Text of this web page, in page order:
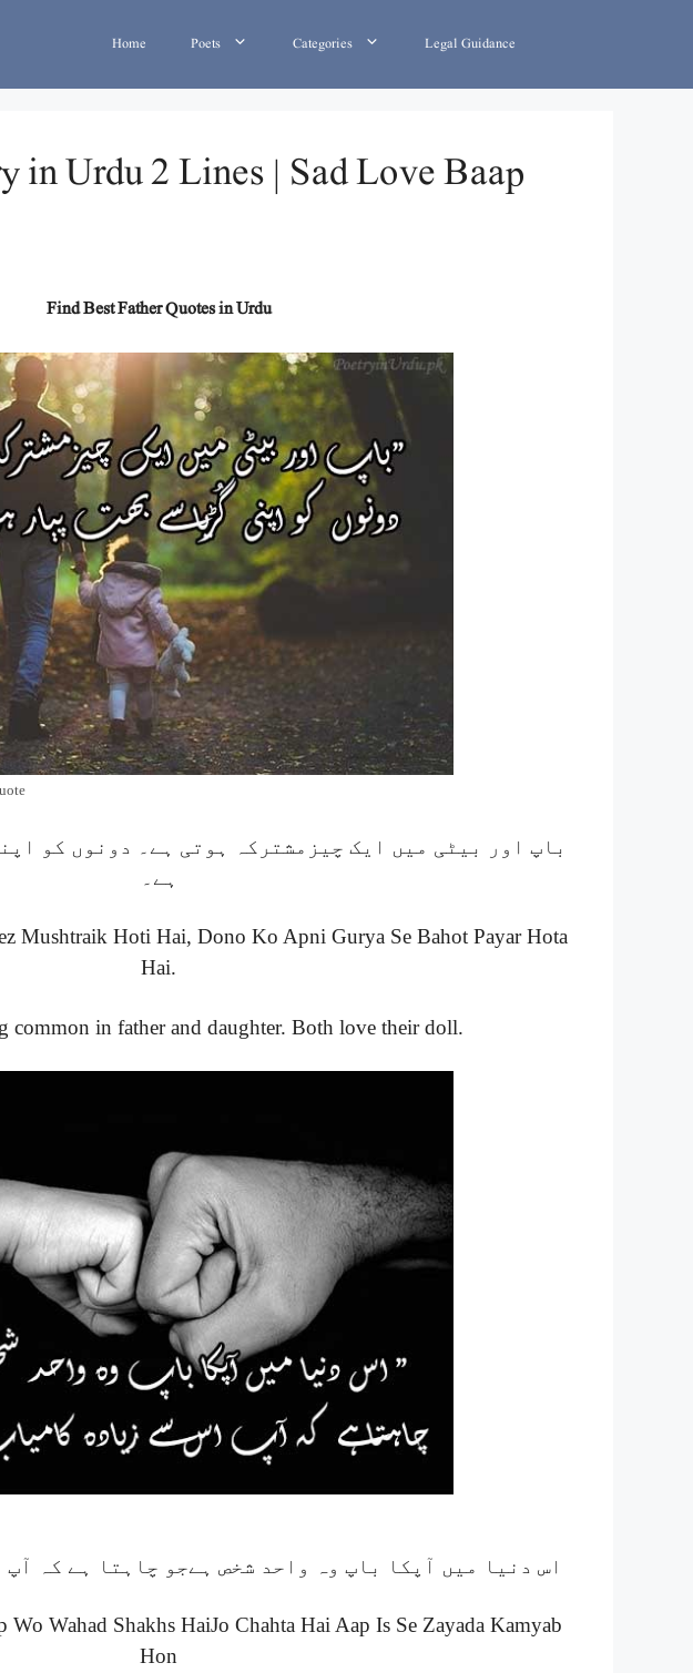
Home Poets Categories Legal Guidance
in Urdu 2 Lines | Sad Love Baap
Find Best Father Quotes in Urdu
باپ اور بیٹی میں ایک چیزمشترکہ ہوتی ہے۔ دونوں کو
ہے۔
Mushtraik Hoti Hai, Dono Ko Apni Gurya Se Bahot Payar Hota
Hai.
common in father and daughter. Both love their doll.
اس دنیا میں آپکا باپ وہ واحد شخص ہےجو چاہتا ہے کہ
Wahad Shakhs HaiJo Chahta Hai Aap Is Se Zayada Kamyab
Hon